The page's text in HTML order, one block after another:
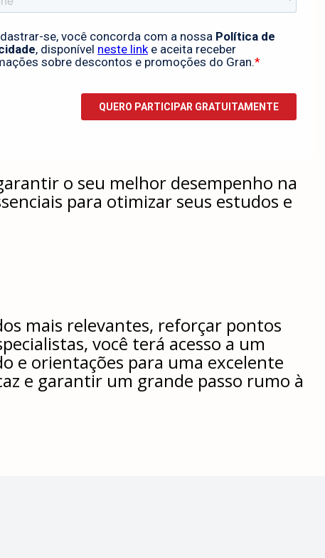
o seu melhor desempenho na
para otimizar seus estudos e
mais relevantes, reforçar pontos
você terá acesso a um
e orientações para uma excelente
e garantir um grande passo rumo à